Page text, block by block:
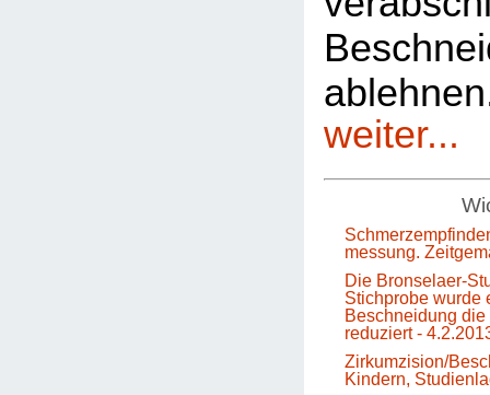
weiter...
messung.
Die Bronselaer-
Stichprobe wurde
Beschneidung
reduziert -
Zirkumzision/
Kindern,